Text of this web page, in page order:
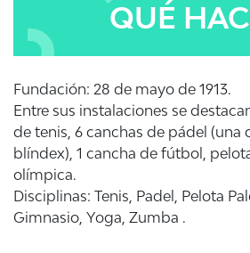
QUÉ
Fundación: 28 de mayo de 1913.
Entre sus instalaciones se
de tenis, 6 canchas de pádel (una
blíndex), 1 cancha de fútbol,
olímpica.
Disciplinas: Tenis, Padel, Pelota
Gimnasio, Yoga, Zumba .